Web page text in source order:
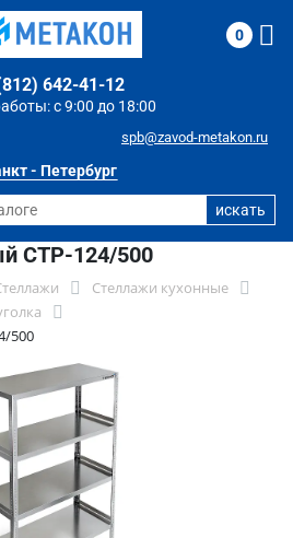
- Петербург
с 9:00 до 18:00
642-41-12
spb@zavod-metakon.ru
0
СТР-124/500
Стеллажи кухонные
500